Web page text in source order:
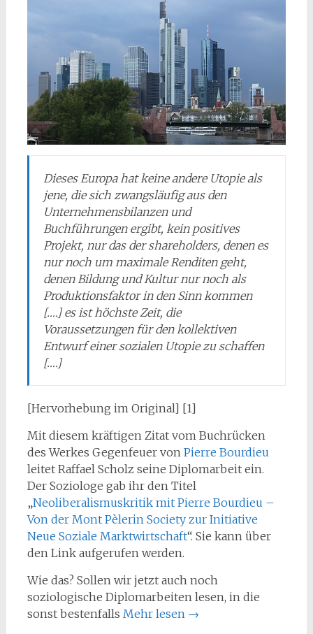
Dieses Europa hat keine andere Utopie als
jene, die sich zwangsläufig aus den
Unternehmensbilanzen und
Buchführungen ergibt, kein positives
Projekt, nur das dershareholders, denen es
nur noch um maximale Renditen geht,
denen Bildung und Kultur nur noch als
Produktionsfaktor in den Sinn kommen
[….] es ist höchste Zeit, die
Voraussetzungen für den kollektiven
Entwurf einer sozialen Utopie zu schaffen
[….]
[Hervorhebung im Original] [1]
Mit diesem kräftigen Zitat vom Buchrücken
des Werkes Gegenfeuer von Pierre Bourdieu
leitet Raffael Scholz seine Diplomarbeit ein.
Der Soziologe gab ihr den Titel
„Neoliberalismuskritik mit Pierre Bourdieu –
Von der Mont Pèlerin Society zur Initiative
Neue Soziale Marktwirtschaft“. Sie kann über
den Link aufgerufen werden.
Wie das? Sollen wir jetzt auch noch
soziologische Diplomarbeiten lesen, in die
sonst bestenfalls Mehr lesen →